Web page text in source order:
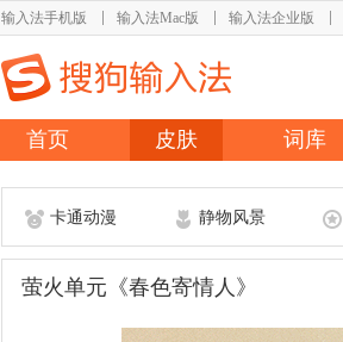
输入法手机版 输入法Mac版 输入法企业版
首页 皮肤 词库
卡通动漫 静物风景
萤火单元《春色寄情人》